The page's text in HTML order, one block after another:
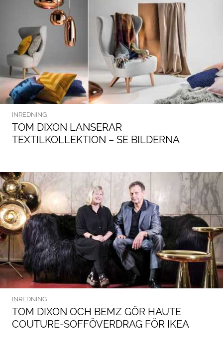
INREDNING
TOM DIXON LANSERAR
TEXTILKOLLEKTION – SE BILDERNA
INREDNING
TOM DIXON OCH BEMZ GÖR HAUTE
COUTURE-SOFFÖVERDRAG FÖR IKEA